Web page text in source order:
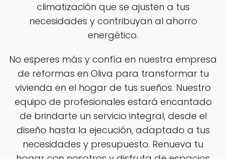
climatización que se ajusten a tus
necesidades y contribuyan al ahorro
energético.
No esperes más y confía en nuestra empresa
de reformas en Oliva para transformar tu
vivienda en el hogar de tus sueños. Nuestro
equipo de profesionales estará encantado
de brindarte un servicio integral, desde el
diseño hasta la ejecución, adaptado a tus
necesidades y presupuesto. Renueva tu